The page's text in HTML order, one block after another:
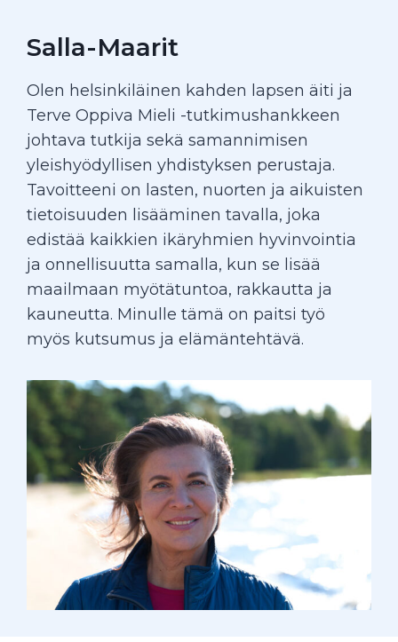
Salla-Maarit
Olen helsinkiläinen kahden lapsen äiti ja
Terve Oppiva Mieli -tutkimushankkeen
johtava tutkija sekä samannimisen
yleishyödyllisen yhdistyksen perustaja.
Tavoitteeni on lasten, nuorten ja aikuisten
tietoisuuden lisääminen tavalla, joka
edistää kaikkien ikäryhmien hyvinvointia
ja onnellisuutta samalla, kun se lisää
maailmaan myötätuntoa, rakkautta ja
kauneutta. Minulle tämä on paitsi työ
myös kutsumus ja elämäntehtävä.